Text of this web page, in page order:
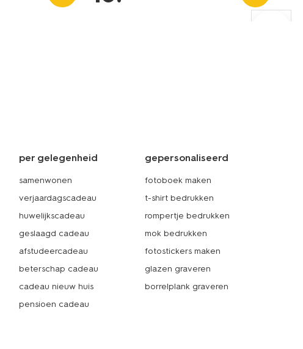
per gelegenheid
samenwonen
verjaardagscadeau
huwelijkscadeau
geslaagd cadeau
afstudeercadeau
beterschap cadeau
cadeau nieuw huis
pensioen cadeau
gepersonaliseerd
fotoboek maken
t-shirt bedrukken
rompertje bedrukken
mok bedrukken
fotostickers maken
glazen graveren
borrelplank graveren